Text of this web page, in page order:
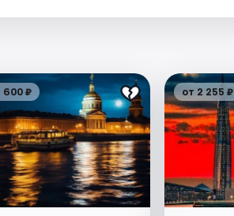
600 ₽ от 2 255 ₽